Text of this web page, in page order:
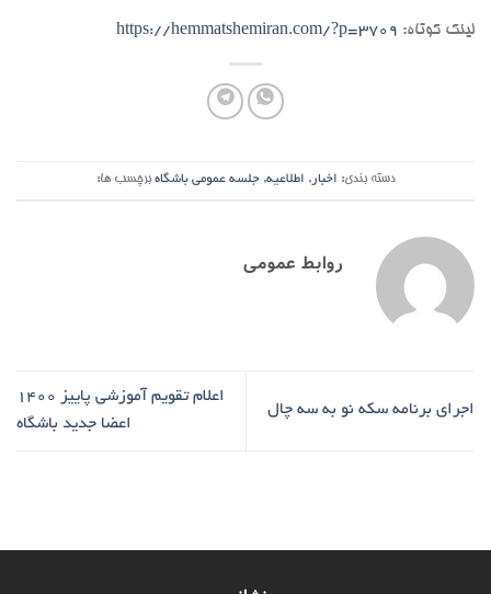
لینک کوتاه: https://hemmatshemiran.com/?p=3709
دسته بندی: اخبار, اطلاعیه,جلسه عمومی باشگاه برچسب ها:
روابط عمومی
اجرای برنامه سکه نو به سه چال
اعلام تقویم آموزشی پاییز 1400
اعضا جدید باشگاه